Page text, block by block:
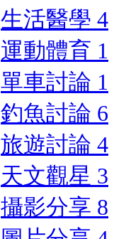
生活醫學 4
運動體育 1
單車討論 1
釣魚討論 6
旅遊討論 4
天文觀星 3
攝影分享 8